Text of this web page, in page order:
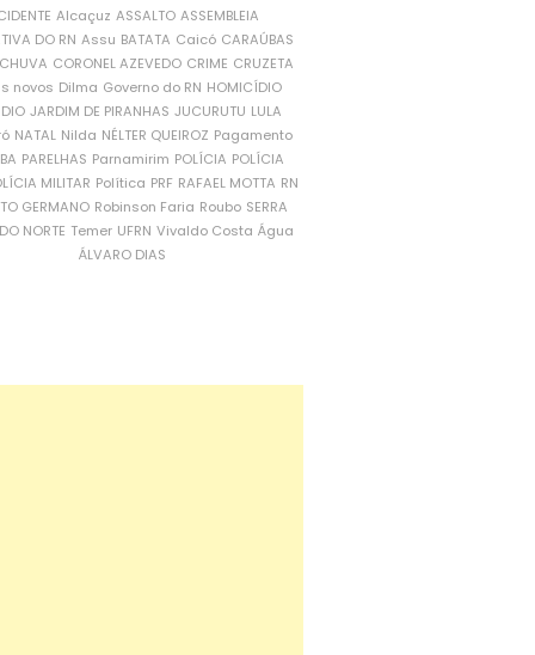
Alcaçuz ASSALTO ASSEMBLEIA
DO RN Assu BATATA Caicó CARAÚBAS
CORONEL AZEVEDO CRIME CRUZETA
novos Dilma Governo do RN HOMICÍDIO
JARDIM DE PIRANHAS JUCURUTU LULA
NATAL Nilda NÉLTER QUEIROZ Pagamento
PARELHAS Parnamirim POLÍCIA POLÍCIA
MILITAR Política PRF RAFAEL MOTTA RN
GERMANO Robinson Faria Roubo SERRA
NORTE Temer UFRN Vivaldo Costa Água
ÁLVARO DIAS